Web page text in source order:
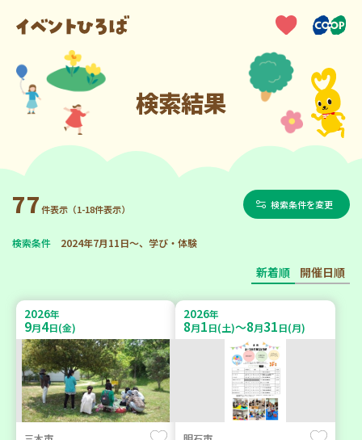
検索結果
77件表示（1-18件表示） 検索条件を変更
検索条件 2024年7月11日～、学び・体験
新着順 開催日順
2026年
9月4日(金)
2026年
8月1日(土)～8月31日(月)